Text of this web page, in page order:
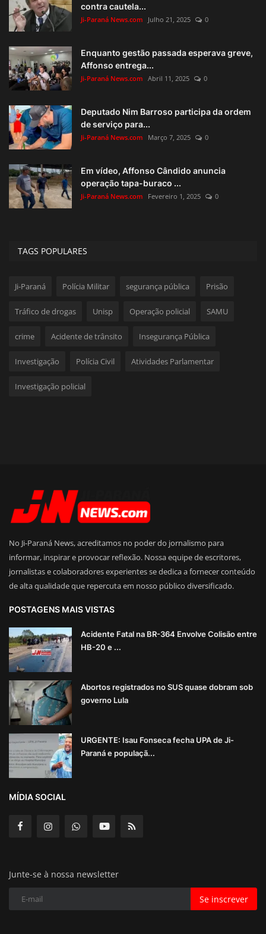
contra cautela...
Ji-Paraná News.com Julho 21, 2025 0
Enquanto gestão passada esperava greve,
Affonso entrega...
Ji-Paraná News.com Abril 11, 2025 0
Deputado Nim Barroso participa da ordem
de serviço para...
Ji-Paraná News.com Março 7, 2025 0
Em vídeo, Affonso Cândido anuncia
operação tapa-buraco ...
Ji-Paraná News.com Fevereiro 1, 2025 0
TAGS POPULARES
Ji-Paraná Polícia Militar segurança pública Prisão
Tráfico de drogas Unisp Operação policial SAMU
crime Acidente de trânsito Insegurança Pública
Investigação Polícia Civil Atividades Parlamentar
Investigação policial
No Ji-Paraná News, acreditamos no poder do jornalismo para
informar, inspirar e provocar reflexão. Nossa equipe de escritores,
jornalistas e colaboradores experientes se dedica a fornecer conteúdo
de alta qualidade que repercuta em nosso público diversificado.
POSTAGENS MAIS VISTAS
Acidente Fatal na BR-364 Envolve Colisão entre
HB-20 e ...
Abortos registrados no SUS quase dobram sob
governo Lula
URGENTE: Isau Fonseca fecha UPA de Ji-
Paraná e populaçã...
MÍDIA SOCIAL
Junte-se à nossa newsletter
Se inscrever